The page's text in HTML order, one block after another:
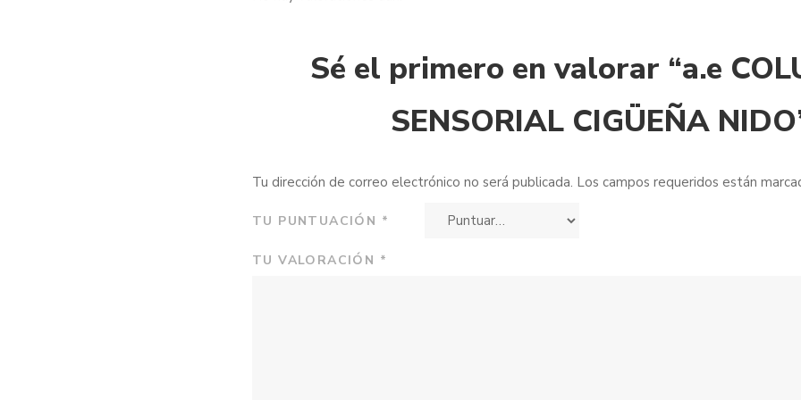
Sé el primero en valorar “a.e
SENSORIAL CIGÜEÑA
Tu dirección de correo electrónico no será publicada. Los campos requeridos están
TU PUNTUACIÓN *
TU VALORACIÓN *